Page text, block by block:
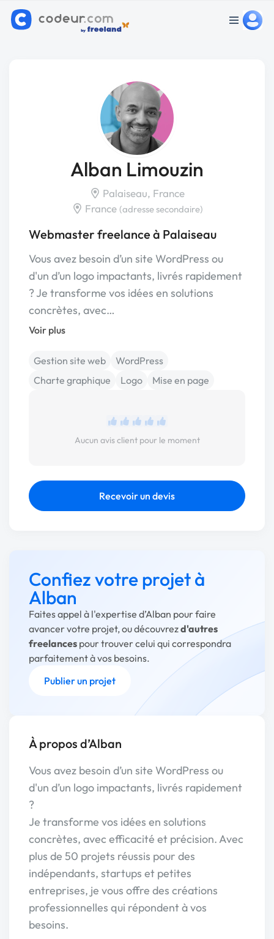
Alban Limouzin
Palaiseau, France
France (adresse secondaire)
Webmaster freelance à Palaiseau
Vous avez besoin d’un site WordPress ou
d'un d’un logo impactants, livrés rapidement
? Je transforme vos idées en solutions
concrètes, avec…
Voir plus
Gestion site web
WordPress
Charte graphique
Logo Mise en page
Aucun avis client pour le moment
Recevoir un devis
Confiez votre projet à
Alban
Faites appel à l'expertise d’Alban pour faire
avancer votre projet, ou découvrezd'autres
freelances pour trouver celui qui correspondra
parfaitement à vos besoins.
Publier un projet
À propos d’Alban
Vous avez besoin d’un site WordPress ou
d'un d’un logo impactants, livrés rapidement
?
Je transforme vos idées en solutions
concrètes, avec efficacité et précision. Avec
plus de 50 projets réussis pour des
indépendants, startups et petites
entreprises, je vous offre des créations
professionnelles qui répondent à vos
besoins.